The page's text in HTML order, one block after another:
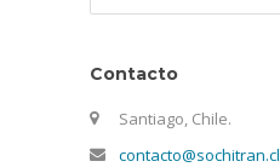
Contacto
Santiago, Chile.
contacto@sochitran.cl